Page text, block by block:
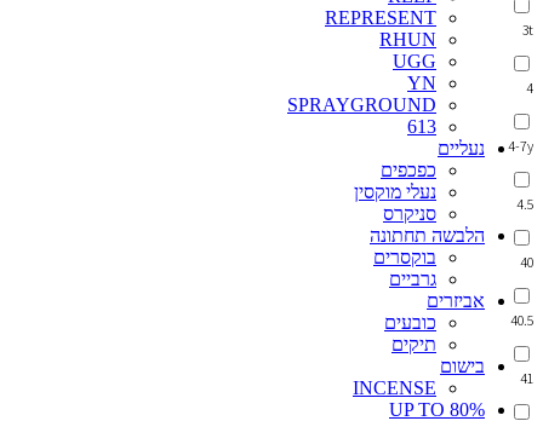
3t
4
4-7y
4.5
40
40.5
41
REPRESENT
RHUN
UGG
YN
SPRAYGROUND
613
נעליים
כפכפים
נעלי מוקסין
סניקרס
הלבשה תחתונה
בוקסרים
גרביים
אביזרים
כובעים
תיקים
בישום
INCENSE
UP TO 80%